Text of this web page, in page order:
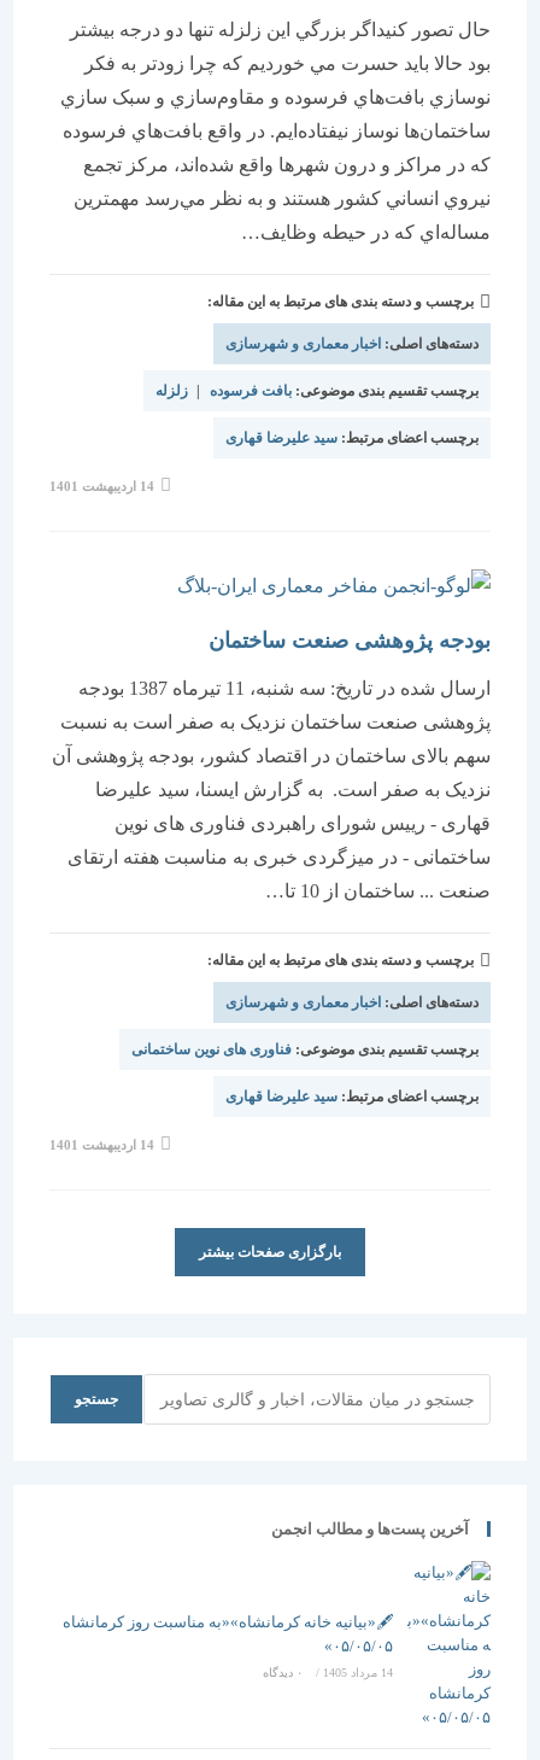
حال تصور کنيداگر بزرگي اين زلزله تنها دو درجه بيشتر
بود حالا بايد حسرت مي خورديم که چرا زودتر به فکر
نوسازي بافت‌هاي فرسوده و مقاوم‌سازي و سبک سازي
ساختمان‌ها نوساز نيفتاده‌ايم. در واقع بافت‌هاي فرسوده
که در مراکز و درون شهرها واقع شده‌اند، مرکز تجمع
نيروي انساني کشور هستند و به نظر مي‌رسد مهمترين
مساله‌اي که در حيطه وظايف…
برچسب و دسته بندی های مرتبط به این مقاله:
دسته‌های اصلی:اخبار معماری و شهرسازی
برچسب تقسیم بندی موضوعی:بافت فرسوده | زلزله
برچسب اعضای مرتبط: سید علیرضا قهاری
بودجه پژوهشی صنعت ساختمان
ارسال شده در تاریخ: سه شنبه، 11 تیرماه 1387 بودجه
پژوهشی صنعت ساختمان نزدیک به صفر است به نسبت
سهم بالای ساختمان در اقتصاد کشور، بودجه پژوهشی آن
نزدیک به صفر است. به گزارش ایسنا، سید علیرضا
قهاری - رییس شورای راهبردی فناوری های نوین
ساختمانی - در میزگردی خبری به مناسبت هفته ارتقای
صنعت ... ساختمان از 10 تا…
برچسب و دسته بندی های مرتبط به این مقاله:
دسته‌های اصلی:اخبار معماری و شهرسازی
برچسب تقسیم بندی موضوعی:فناوری های نوین ساختمانی
برچسب اعضای مرتبط: سید علیرضا قهاری
بارگزاری صفحات بیشتر
جستجو
آخرین پست‌ها و مطالب انجمن
🖋️«بیانیه خانه کرمانشاه»«به مناسبت روز کرمانشاه
۰۵/۰۵/۰۵»
/ ۰ دیدگاه